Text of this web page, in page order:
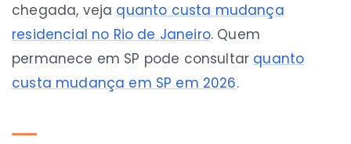
chegada, veja quanto custa mudança
residencial no Rio de Janeiro. Quem
permanece em SP pode consultar quanto
custa mudança em SP em 2026.